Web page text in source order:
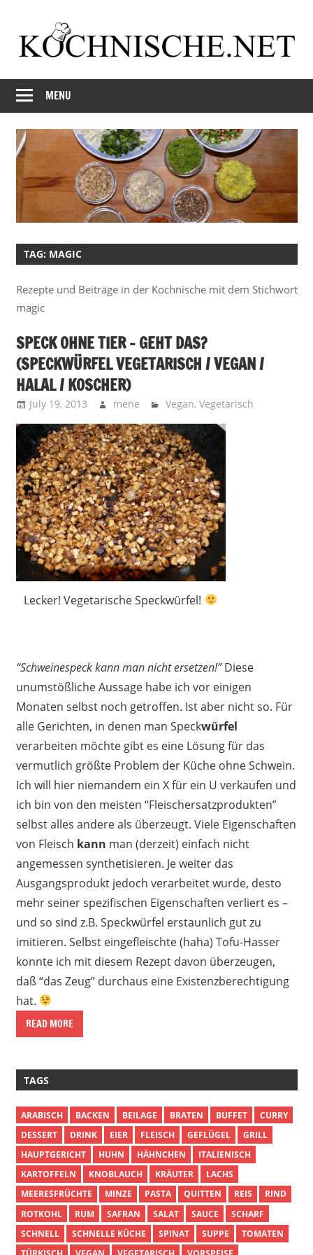
content
Kochnische.net
another
Foodblog
MENU
TAG: MAGIC
Rezepte und Beiträge in der Kochnische mit dem Stichwort
magic
SPECK OHNE TIER – GEHT DAS?
(SPECKWÜRFEL VEGETARISCH / VEGAN /
HALAL / KOSCHER)
July 19, 2013 mene Vegan,Vegetarisch
Lecker! Vegetarische Speckwürfel!
“Schweinespeck kann man nicht ersetzen!”Diese
unumstößliche Aussage habe ich vor einigen
Monaten selbst noch getroffen. Ist aber nicht so. Für
alle Gerichten, in denen man Speckwürfel
verarbeiten möchte gibt es eine Lösung für das
vermutlich größte Problem der Küche ohne Schwein.
Ich will hier niemandem ein X für ein U verkaufen und
ich bin von den meisten “Fleischersatzprodukten”
selbst alles andere als überzeugt. Viele Eigenschaften
von Fleisch kann man (derzeit) einfach nicht
angemessen synthetisieren. Je weiter das
Ausgangsprodukt jedoch verarbeitet wurde, desto
mehr seiner spezifischen Eigenschaften verliert es –
und so sind z.B. Speckwürfel erstaunlich gut zu
imitieren. Selbst eingefleischte (haha) Tofu-Hasser
konnte ich mit diesem Rezept davon überzeugen,
daß “das Zeug” durchaus eine Existenzberechtigung
hat.
READ MORE
TAGS
ARABISCH BACKEN BEILAGE BRATEN BUFFET
CURRY
DESSERT
DRINK EIER FLEISCH GEFLÜGEL
GRILL
HAUPTGERICHT
HUHN HÄHNCHEN
ITALIENISCH
KARTOFFELN
KNOBLAUCH KRÄUTER
LACHS
MEERESFRÜCHTE
MINZE PASTA QUITTEN REIS
RIND
ROTKOHL
RUM SAFRAN SALAT SAUCE
SCHARF
SCHNELL
SCHNELLE KÜCHE SPINAT SUPPE
TOMATEN